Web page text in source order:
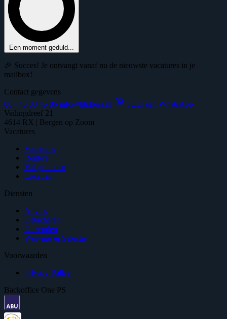
Een moment geduld...
🎉 Succes! Je ontvangt vanaf nu de nieuwste vacatures in je
mailbox!
Contact gegevens
06 - 45 03 45 86 info@htphees.nl
Stuur een WhatsApp
Veilingdreef 21
4614 RX | Bergen op Zoom
Vacatures
Vacatures
Regio’s
Vakgebieden
Locaties
Diensten
Advies
Detacheren
Uitzenden
Werving & Selectie
Voorwaarden
Privacy Policy
Backoffice One PS